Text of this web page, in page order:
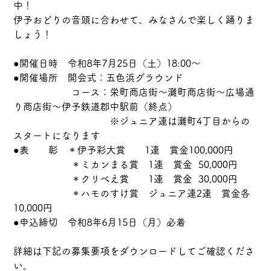
中！
伊予おどりの音頭に合わせて、みなさんで楽しく踊りま
しょう！
●開催日時　令和8年7月25日（土）18:00～
●開催場所　開会式：五色浜グラウンド
コース：栄町商店街～灘町商店街～広場通
り商店街～伊予鉄道郡中駅前（終点）
※ジュニア連は灘町4丁目からの
スタートになります
●表　　彰　＊伊予彩大賞　　1連　賞金100,000円
＊ミカンまる賞　1連　賞金  50,000円
＊クリべえ賞　　1連　賞金  30,000円
＊ハモのすけ賞　ジュニア連2連　賞金各
10,000円
●申込締切　令和8年6月15日（月）必着
詳細は下記の募集要項をダウンロードしてご確認くださ
い。